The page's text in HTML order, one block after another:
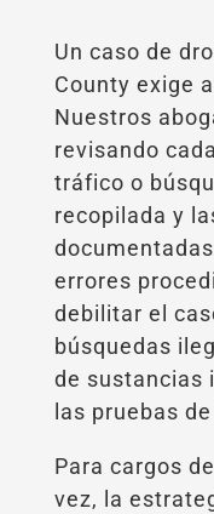
Un caso de
County exige
Nuestros
revisando
tráfico o
recopilada y
errores
debilitar el
búsquedas
de sustancias
las pruebas
Para cargos
vez, la